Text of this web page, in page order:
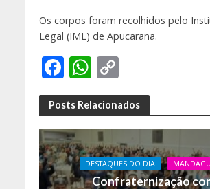
Os corpos foram recolhidos pelo
Legal (IML) de Apucarana.
F
ac
e
b
o
o
W
h
at
s
A
p
C
o
p
y
Li
n
Posts Relacionados
DESTAQUES DO DIA
Confraternização